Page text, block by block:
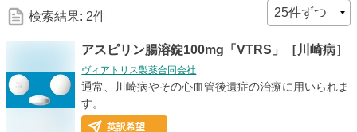
な
索
検索結果: 2件
アスピリン腸溶錠100mg「VTRS」［川崎病］
ヴィアトリス製薬合同会社
通常、川崎病やその心血管後遺症の治療に用いられま
す。
英訳希望